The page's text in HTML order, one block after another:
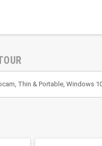
Thin & Portable, Windows